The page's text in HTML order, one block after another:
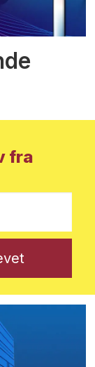
fra